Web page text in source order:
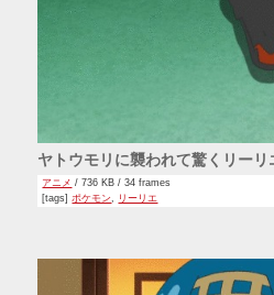
ヤトウモリに襲われて驚くリーリ
アニメ / 736 KB / 34 frames
[tags]ポケモン, リーリエ